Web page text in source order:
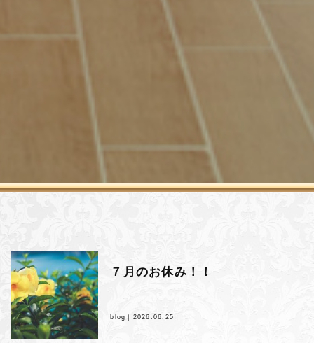
７月のお休み！！
blog｜ 2026.06.25